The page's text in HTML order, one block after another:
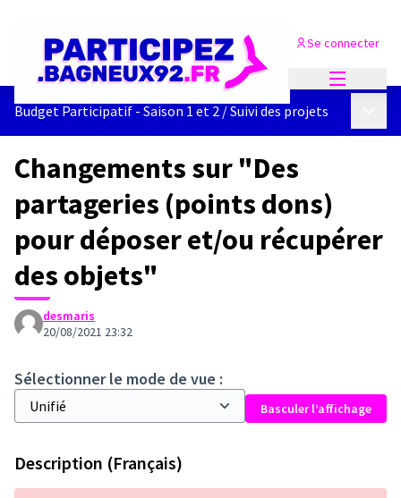
Se connecter
Budget Participatif - Saison 1 et 2 /Suivi des projets
Changements sur "Des
partageries (points dons)
pour déposer et/ou récupérer
des objets"
desmaris
20/08/2021 23:32
Sélectionner le mode de vue :
Basculer l’affichage
Description (Français)